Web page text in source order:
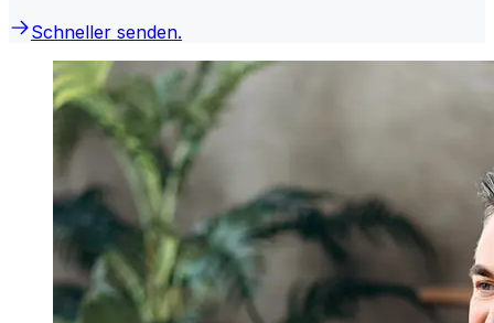
Schneller senden.